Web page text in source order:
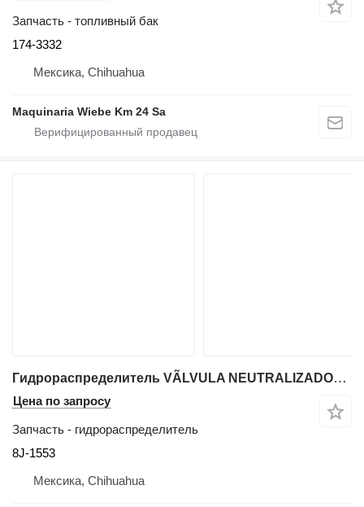
Запчасть - топливный бак
174-3332
Мексика, Chihuahua
Maquinaria Wiebe Km 24 Sa
Гидрораспределитель VÃLVULA NEUTRALIZADORA 8J-1553 для фронтального погрузчика Caterpillar 966G
Цена по запросу
Запчасть - гидрораспределитель
8J-1553
Мексика, Chihuahua